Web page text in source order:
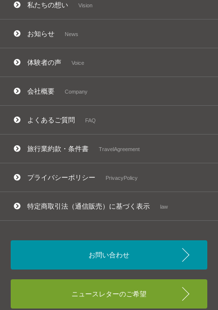
私たちの想い Vision
お知らせ News
体験者の声 Voice
会社概要 Company
よくあるご質問 FAQ
旅行業約款・条件書 TravelAgreement
プライバシーポリシー PrivacyPolicy
特定商取引法（通信販売）に基づく表示 law
お問い合わせ
ニュースレターのご希望